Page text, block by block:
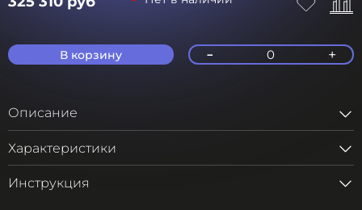
В корзину - 0 +
Описание
Характеристики
Инструкция